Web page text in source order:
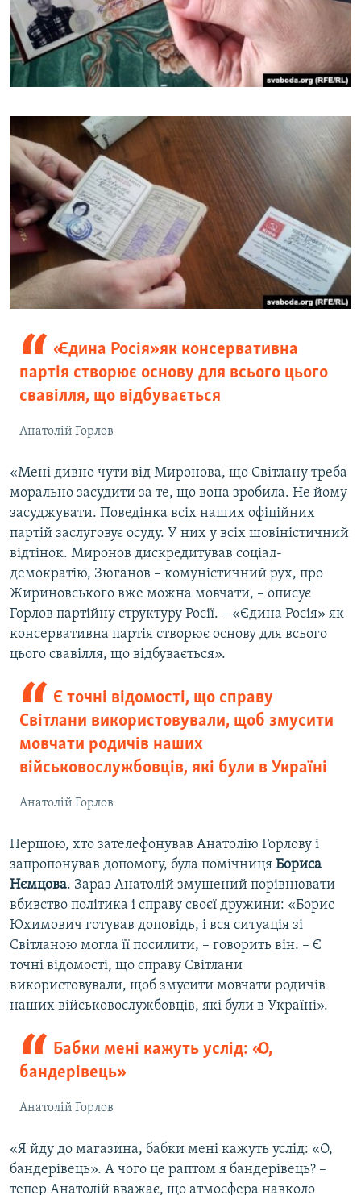
«Єдина Росія» як консервативна
партія створює основу для всього цього
свавілля, що відбувається
Анатолій Горлов
«Мені дивно чути від Миронова, що Світлану треба
морально засудити за те, що вона зробила. Не йому
засуджувати. Поведінка всіх наших офіційних
партій заслуговує осуду. У них у всіх шовіністичний
відтінок. Миронов дискредитував соціал-
демократію, Зюганов – комуністичний рух, про
Жириновського вже можна мовчати, – описує
Горлов партійну структуру Росії. – «Єдина Росія» як
консервативна партія створює основу для всього
цього свавілля, що відбувається».
Є точні відомості, що справу
Світлани використовували, щоб змусити
мовчати родичів наших
військовослужбовців, які були в Україні
Анатолій Горлов
Першою, хто зателефонував Анатолію Горлову і
запропонував допомогу, була помічниця Бориса
Нємцова. Зараз Анатолій змушений порівнювати
вбивство політика і справу своєї дружини: «Борис
Юхимович готував доповідь, і вся ситуація зі
Світланою могла її посилити, – говорить він. – Є
точні відомості, що справу Світлани
використовували, щоб змусити мовчати родичів
наших військовослужбовців, які були в Україні».
Бабки мені кажуть услід: «О,
бандерівець»
Анатолій Горлов
«Я йду до магазина, бабки мені кажуть услід: «О,
бандерівець». А чого це раптом я бандерівець? –
тепер Анатолій вважає, що атмосфера навколо